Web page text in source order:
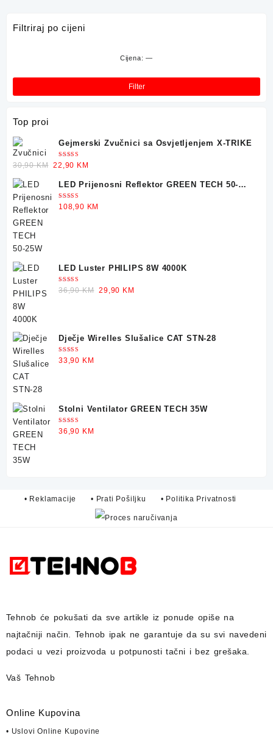
Filtriraj po cijeni
Filter
Cijena:—
Top proi
Gejmerski Zvučnici sa Osvjetljenjem X-TRIKE
Ocjenjeno
5.00 od 5
30,90KM Original
was:
30,90 KM.
22,90 KM
is:
22,90 KM.
LED Prijenosni Reflektor GREEN TECH 50-
25W
Ocjenjeno
5.00od 5
108,90 KM
LED Luster PHILIPS 8W 4000K
Ocjenjeno
5.00od 5
36,90KM Original
29,90 KM
Dječje Wirelles Slušalice CAT STN-28
Ocjenjeno
5.00od 5
33,90 KM
Stolni Ventilator GREEN TECH 35W
Ocjenjeno
5.00od 5
36,90 KM
• Reklamacije • Prati Pošiljku • Politika Privatnosti
Tehnob će pokušati da sve artikle iz ponude opiše na
najtačniji način. Tehnob ipak ne garantuje da su svi navedeni
podaci u vezi proizvoda u potpunosti tačni i bez grešaka.
Vaš Tehnob
Online Kupovina
• Uslovi Online Kupovine